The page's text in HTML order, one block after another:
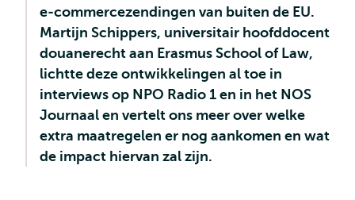
e‑commercezendingen van buiten de EU.
Martijn Schippers, universitair hoofddocent
douanerecht aan Erasmus School of Law,
lichtte deze ontwikkelingen al toe in
interviews op NPO Radio 1 en in het NOS
Journaal en vertelt ons meer over welke
extra maatregelen er nog aankomen en wat
de impact hiervan zal zijn.